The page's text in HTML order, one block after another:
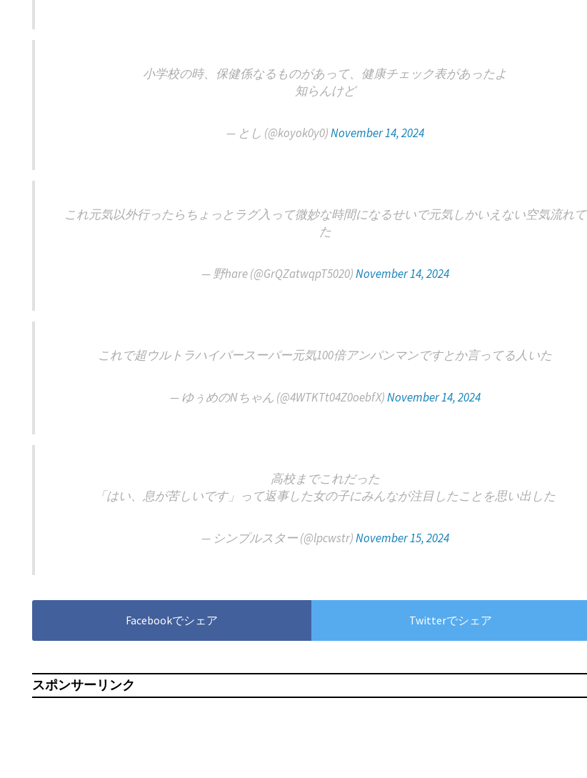
小学校の時、保健係なるものがあって、健康チェック表があったよ
知らんけど
— とし (@koyok0y0)November 14, 2024
これ元気以外行ったらちょっとラグ入って微妙な時間になるせいで元気しかいえない空気流れて
た
— 野hare (@GrQZatwqpT5020)November 14, 2024
これで超ウルトラハイパースーパー元気100倍アンパンマンですとか言ってる人いた
— ゆぅめのNちゃん (@4WTKTt04Z0oebfX)November 14, 2024
高校までこれだった
「はい、息が苦しいです」って返事した女の子にみんなが注目したことを思い出した
— シンプルスター (@lpcwstr)November 15, 2024
Facebookでシェア Twitterでシェア
スポンサーリンク